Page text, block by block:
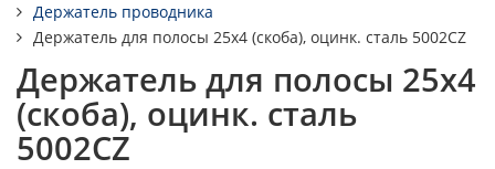
Держатель проводника
Держатель для полосы 25х4 (скоба), оцинк. сталь 5002CZ
Держатель для полосы 25х4
(скоба), оцинк. сталь
5002CZ